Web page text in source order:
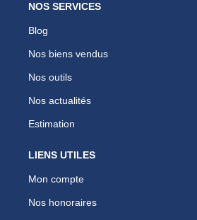
NOS SERVICES
Blog
Nos biens vendus
Nos outils
Nos actualités
Estimation
LIENS UTILES
Mon compte
Nos honoraires